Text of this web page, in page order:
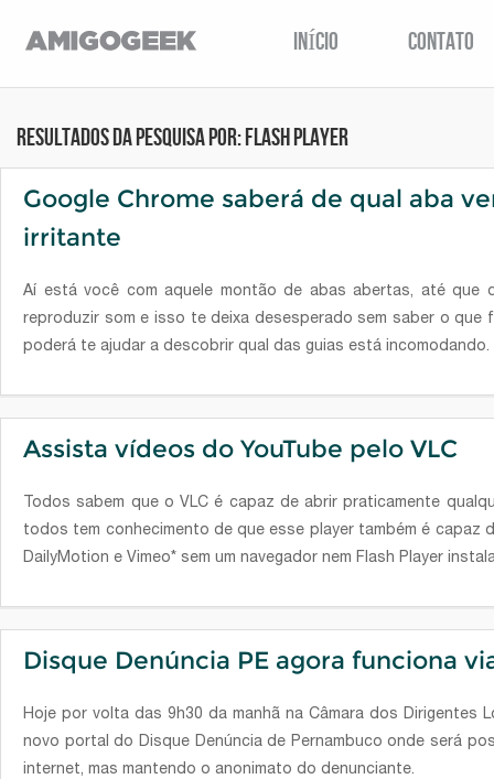
INÍCIO CONTATO
Resultados da pesquisa por: flash player
Google Chrome saberá de qual aba
irritante
Aí está você com aquele montão de abas abertas, até que
reproduzir som e isso te deixa desesperado sem saber o que
poderá te ajudar a descobrir qual das guias está incomodando.
Assista vídeos do YouTube pelo VLC
Todos sabem que o VLC é capaz de abrir praticamente
todos tem conhecimento de que esse player também é capaz
DailyMotion e Vimeo* sem um navegador nem Flash Player
Disque Denúncia PE agora funciona
Hoje por volta das 9h30 da manhã na Câmara dos Dirigentes
novo portal do Disque Denúncia de Pernambuco onde será
internet, mas mantendo o anonimato do denunciante.